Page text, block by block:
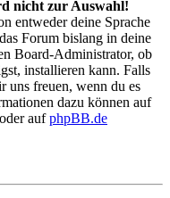
nicht zur Auswahl!
entweder deine Sprache
Forum bislang in deine
Board-Administrator, ob
installieren kann. Falls
uns freuen, wenn du es
dazu können auf
oder aufphpBB.de